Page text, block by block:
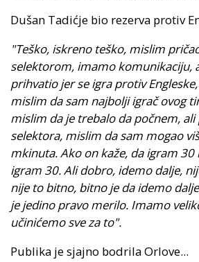
Dušan Tadićje bio rezerva protiv
"Teško, iskreno teško, mislim
selektorom, imamo komunikaciju,
prihvatio jer se igra protiv
mislim da sam najbolji igrač ovog
mislim da je trebalo da počnem,
selektora, mislim da sam mogao
mkinuta. Ako on kaže, da igram
igram 30. Ali dobro, idemo dalje,
nije to bitno, bitno je da idemo
je jedino pravo merilo. Imamo
učinićemo sve za to".
Publika je sjajno bodrila Orlove...